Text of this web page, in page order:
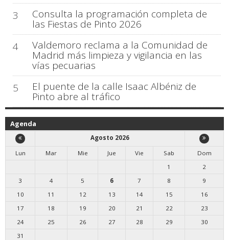
3
Consulta la programación completa de
las Fiestas de Pinto 2026
4
Valdemoro reclama a la Comunidad de
Madrid más limpieza y vigilancia en las
vías pecuarias
5
El puente de la calle Isaac Albéniz de
Pinto abre al tráfico
Agenda
Agosto 2026
Lun
Mar Mie Jue Vie Sab
Dom
1
2
3
4 5 6 7 8
9
10
11 12 13 14 15
16
17
18 19 20 21 22
23
24
25 26 27 28 29
30
31